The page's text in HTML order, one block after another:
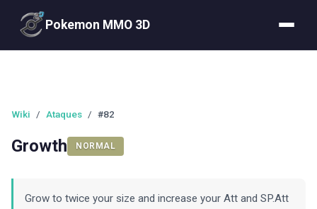
Pokemon MMO 3D
Wiki / Ataques / #82
Growth NORMAL
Grow to twice your size and increase your Att and SP.Att